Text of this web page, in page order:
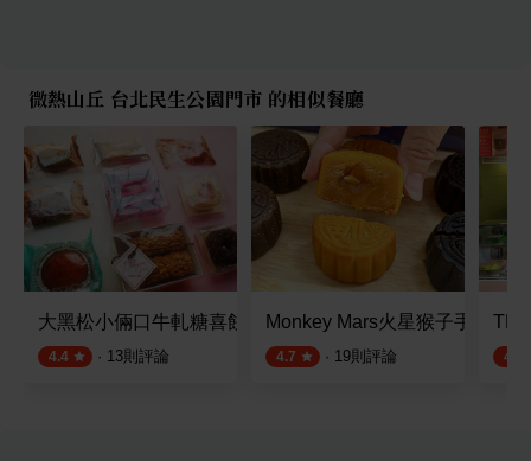
微熱山丘 台北民生公園門市 的相似餐廳
大黑松小倆口牛軋糖喜餅 博愛總店
4.4 · 13則評論
Monkey Mars火星猴子手工曲
4.7 · 19則評論 4.8